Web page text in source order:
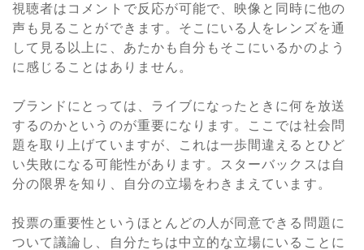
視聴者はコメントで反応が可能で、映像と同時に他の
声も見ることができます。そこにいる人をレンズを通
して見る以上に、あたかも自分もそこにいるかのよう
に感じることはありません。
ブランドにとっては、ライブになったときに何を放送
するのかというのが重要になります。ここでは社会問
題を取り上げていますが、これは一歩間違えるとひど
い失敗になる可能性があります。スターバックスは自
分の限界を知り、自分の立場をわきまえています。
投票の重要性というほとんどの人が同意できる問題に
ついて議論し、自分たちは中立的な立場にいることに